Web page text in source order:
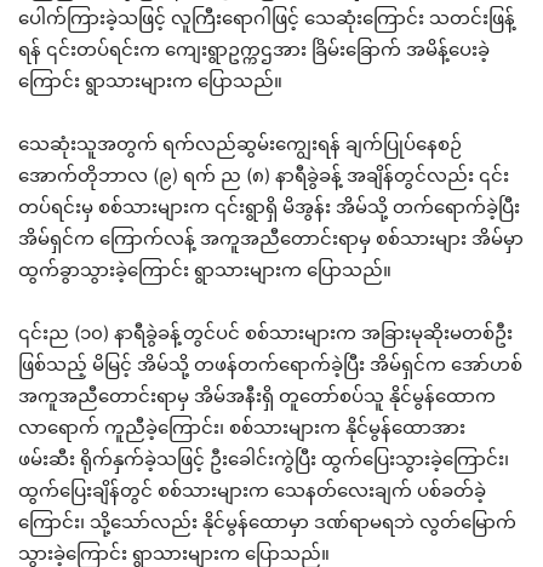
ပေါက်ကြားခဲ့သဖြင့် လူကြီးရောဂါဖြင့် သေဆုံးကြောင်း သတင်းဖြန့်
ရန် ၎င်းတပ်ရင်းက ကျေးရွာဥက္ကဌအား ခြိမ်းခြောက် အမိန့်ပေးခဲ့
ကြောင်း ရွာသားများက ပြောသည်။
သေဆုံးသူအတွက် ရက်လည်ဆွမ်းကျွေးရန် ချက်ပြုပ်နေစဉ်
အောက်တိုဘာလ (၉) ရက် ည (၈) နာရီခွဲခန့် အချိန်တွင်လည်း ၎င်း
တပ်ရင်းမှ စစ်သားများက ၎င်းရွာရှိ မိအွန်း အိမ်သို့ တက်ရောက်ခဲ့ပြီး
အိမ်ရှင်က ကြောက်လန့် အကူအညီတောင်းရာမှ စစ်သားများ အိမ်မှာ
ထွက်ခွာသွားခဲ့ကြောင်း ရွာသားများက ပြောသည်။
၎င်းည (၁၀) နာရီခွဲခန့်တွင်ပင် စစ်သားများက အခြားမုဆိုးမတစ်ဦး
ဖြစ်သည့် မိမြင့် အိမ်သို့ တဖန်တက်ရောက်ခဲ့ပြီး အိမ်ရှင်က အော်ဟစ်
အကူအညီတောင်းရာမှ အိမ်အနီးရှိ တူတော်စပ်သူ နိုင်မွန်ထောက
လာရောက် ကူညီခဲ့ကြောင်း၊ စစ်သားများက နိုင်မွန်ထောအား
ဖမ်းဆီး ရိုက်နှက်ခဲ့သဖြင့် ဦးခေါင်းကွဲပြီး ထွက်ပြေးသွားခဲ့ကြောင်း၊
ထွက်ပြေးချိန်တွင် စစ်သားများက သေနတ်လေးချက် ပစ်ခတ်ခဲ့
ကြောင်း၊ သို့သော်လည်း နိုင်မွန်ထောမှာ ဒဏ်ရာမရဘဲ လွတ်မြောက်
သွားခဲ့ကြောင်း ရွာသားများက ပြောသည်။